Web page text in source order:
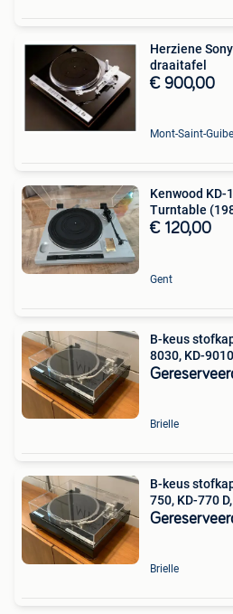
Herziene
draaitafel
€ 900,00
Mont-Saint-
Kenwood KD-1600 II
Turntable
€ 120,00
Gent
B-keus
8030, KD-9010
Brielle
B-keus
750, KD-770
Brielle